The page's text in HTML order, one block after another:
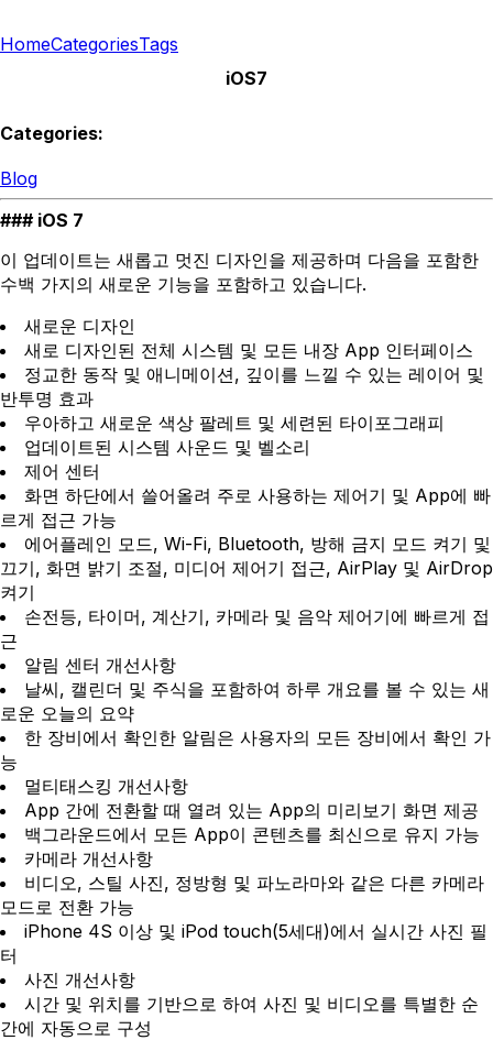
HomeCategoriesTags
iOS7
Categories:
Blog
iOS 7
이 업데이트는 새롭고 멋진 디자인을 제공하며 다음을 포함한
수백 가지의 새로운 기능을 포함하고 있습니다.
새로운 디자인
새로 디자인된 전체 시스템 및 모든 내장 App 인터페이스
정교한 동작 및 애니메이션, 깊이를 느낄 수 있는 레이어 및
반투명 효과
우아하고 새로운 색상 팔레트 및 세련된 타이포그래피
업데이트된 시스템 사운드 및 벨소리
제어 센터
화면 하단에서 쓸어올려 주로 사용하는 제어기 및 App에 빠
르게 접근 가능
에어플레인 모드, Wi-Fi, Bluetooth, 방해 금지 모드 켜기 및
끄기, 화면 밝기 조절, 미디어 제어기 접근, AirPlay 및 AirDrop
켜기
손전등, 타이머, 계산기, 카메라 및 음악 제어기에 빠르게 접
근
알림 센터 개선사항
날씨, 캘린더 및 주식을 포함하여 하루 개요를 볼 수 있는 새
로운 오늘의 요약
한 장비에서 확인한 알림은 사용자의 모든 장비에서 확인 가
능
멀티태스킹 개선사항
App 간에 전환할 때 열려 있는 App의 미리보기 화면 제공
백그라운드에서 모든 App이 콘텐츠를 최신으로 유지 가능
카메라 개선사항
비디오, 스틸 사진, 정방형 및 파노라마와 같은 다른 카메라
모드로 전환 가능
iPhone 4S 이상 및 iPod touch(5세대)에서 실시간 사진 필
터
사진 개선사항
시간 및 위치를 기반으로 하여 사진 및 비디오를 특별한 순
간에 자동으로 구성